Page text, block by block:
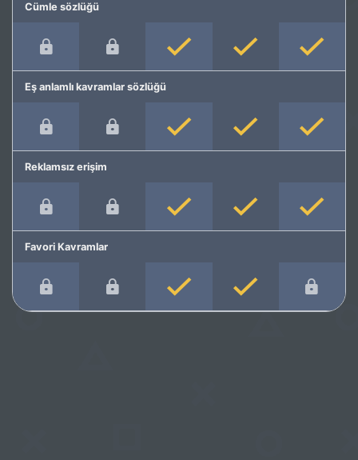
Cümle sözlüğü
Eş anlamlı kavramlar sözlüğü
Reklamsız erişim
Favori Kavramlar